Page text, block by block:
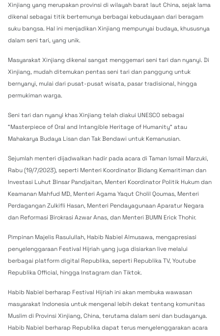
Xinjiang yang merupakan provinsi di wilayah barat laut China, sejak lama
dikenal sebagai titik bertemunya berbagai kebudayaan dari beragam
suku bangsa. Hal ini menjadikan Xinjiang mempunyai budaya, khususnya
dalam seni tari, yang unik.
Masyarakat Xinjiang dikenal sangat menggemari seni tari dan nyanyi. Di
Xinjiang, mudah ditemukan pentas seni tari dan panggung untuk
bernyanyi, mulai dari pusat-pusat wisata, pasar tradisional, hingga
permukiman warga.
Seni tari dan nyanyi khas Xinjiang telah diakui UNESCO sebagai
“Masterpiece of Oral and Intangible Heritage of Humanity” atau
Mahakarya Budaya Lisan dan Tak Bendawi untuk Kemanusian.
Sejumlah menteri dijadwalkan hadir pada acara di Taman Ismail Marzuki,
Rabu (19/7/2023), seperti Menteri Koordinator Bidang Kemaritiman dan
Investasi Luhut Binsar Pandjaitan, Menteri Koordinator Politik Hukum dan
Keamanan Mahfud MD, Menteri Agama Yaqut Cholil Qoumas, Menteri
Perdagangan Zulkifli Hasan, Menteri Pendayagunaan Aparatur Negara
dan Reformasi Birokrasi Azwar Anas, dan Menteri BUMN Erick Thohir.
Pimpinan Majelis Rasulullah, Habib Nabiel Almusawa, mengapresiasi
penyelenggaraan Festival Hijriah yang juga disiarkan live melalui
berbagai platform digital Republika, seperti Republika TV, Youtube
Republika Official, hingga Instagram dan Tiktok.
Habib Nabiel berharap Festival Hijriah ini akan membuka wawasan
masyarakat Indonesia untuk mengenal lebih dekat tentang komunitas
Muslim di Provinsi Xinjiang, China, terutama dalam seni dan budayanya.
Habib Nabiel berharap Republika dapat terus menyelenggarakan acara